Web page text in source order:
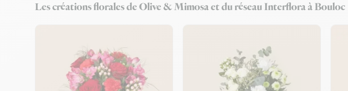
Les créations florales de Olive & Mimosa et du réseau Interflora à Bouloc